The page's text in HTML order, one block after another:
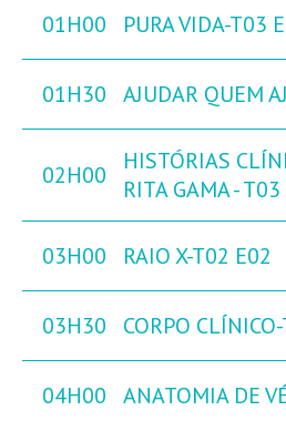
01H00 PURA VIDA-T03
01H30 AJUDAR QUEM
02H00
HISTÓRIAS
RITA GAMA -
03H00 RAIO X-T02 E02
03H30 CORPO
04H00 ANATOMIA DE